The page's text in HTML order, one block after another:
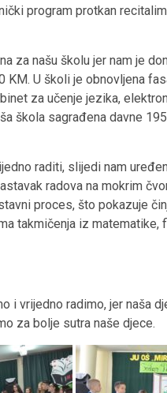
program protkan
za našu školu jer nam je
U školi je obnovljena
za učenje jezika,
škola sagrađena davne
raditi, slijedi nam
radova na mokrim
proces, što pokazuje
takmičenja iz matematike,
i vrijedno radimo, jer naša
za bolje sutra naše djece.